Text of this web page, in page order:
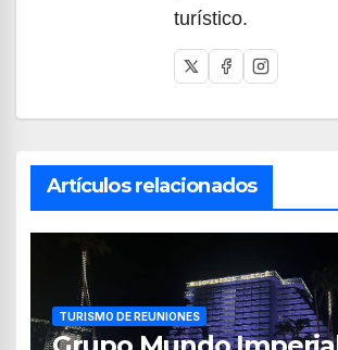
turístico.
Artículos relacionados
TURISMO DE REUNIONES